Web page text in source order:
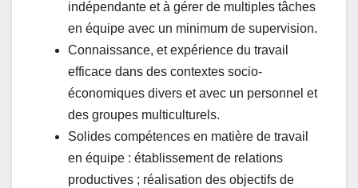
indépendante et à gérer de multiples tâches
en équipe avec un minimum de supervision.
Connaissance, et expérience du travail
efficace dans des contextes socio-
économiques divers et avec un personnel et
des groupes multiculturels.
Solides compétences en matière de travail
en équipe : établissement de relations
productives ; réalisation des objectifs de